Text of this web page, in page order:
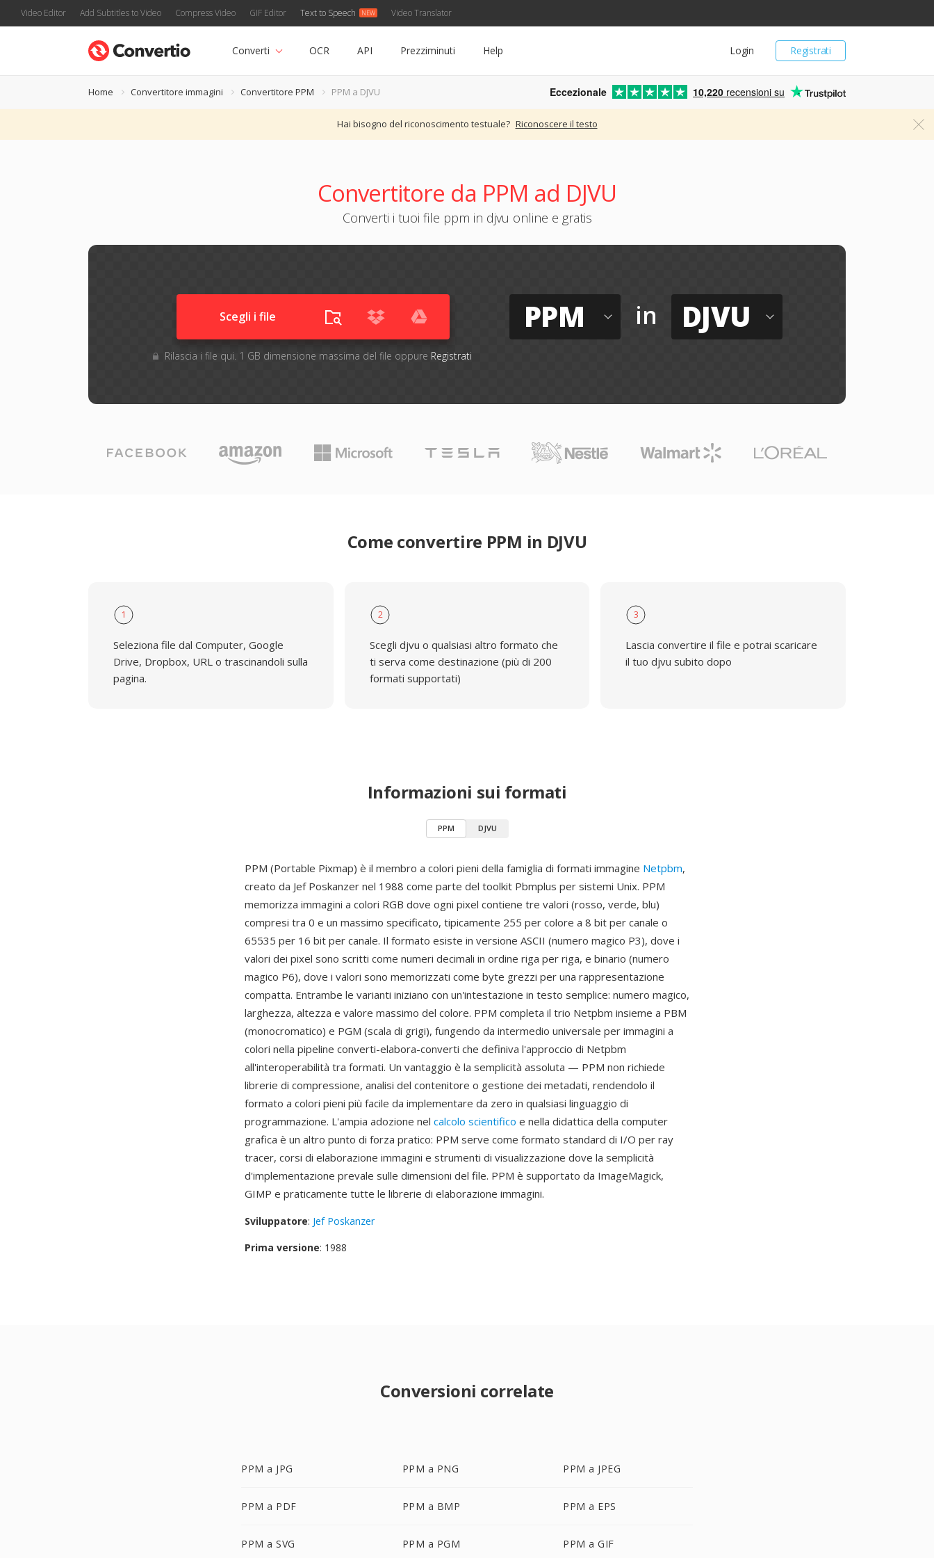
Video Editor Add Subtitles to Video Compress Video GIF Editor Text to Speech Video Translator
Registrati
Login
Converti OCR API Prezziminuti Help
Home Convertitore immagini Convertitore PPM PPM a DJVU Eccezionale 10,220 recensioni su
Hai bisogno del riconoscimento testuale? Riconoscere il testo
Convertitore da PPM ad DJVU
Converti i tuoi file ppm in djvu online e gratis
Scegli i file
Rilascia i file qui. 1 GB dimensione massima del file oppure Registrati
PPM in DJVU
Come convertire PPM in DJVU
1
Seleziona file dal Computer, Google
Drive, Dropbox, URL o trascinandoli sulla
pagina.
2
Scegli djvu o qualsiasi altro formato che
ti serva come destinazione (più di 200
formati supportati)
3
Lascia convertire il file e potrai scaricare
il tuo djvu subito dopo
Informazioni sui formati
PPM DJVU
PPM (Portable Pixmap) è il membro a colori pieni della famiglia di formati immagine Netpbm,
creato da Jef Poskanzer nel 1988 come parte del toolkit Pbmplus per sistemi Unix. PPM
memorizza immagini a colori RGB dove ogni pixel contiene tre valori (rosso, verde, blu)
compresi tra 0 e un massimo specificato, tipicamente 255 per colore a 8 bit per canale o
65535 per 16 bit per canale. Il formato esiste in versione ASCII (numero magico P3), dove i
valori dei pixel sono scritti come numeri decimali in ordine riga per riga, e binario (numero
magico P6), dove i valori sono memorizzati come byte grezzi per una rappresentazione
compatta. Entrambe le varianti iniziano con un'intestazione in testo semplice: numero magico,
larghezza, altezza e valore massimo del colore. PPM completa il trio Netpbm insieme a PBM
(monocromatico) e PGM (scala di grigi), fungendo da intermedio universale per immagini a
colori nella pipeline converti-elabora-converti che definiva l'approccio di Netpbm
all'interoperabilità tra formati. Un vantaggio è la semplicità assoluta — PPM non richiede
librerie di compressione, analisi del contenitore o gestione dei metadati, rendendolo il
formato a colori pieni più facile da implementare da zero in qualsiasi linguaggio di
programmazione. L'ampia adozione nel calcolo scientifico e nella didattica della computer
grafica è un altro punto di forza pratico: PPM serve come formato standard di I/O per ray
tracer, corsi di elaborazione immagini e strumenti di visualizzazione dove la semplicità
d'implementazione prevale sulle dimensioni del file. PPM è supportato da ImageMagick,
GIMP e praticamente tutte le librerie di elaborazione immagini.
Sviluppatore: Jef Poskanzer
Prima versione: 1988
Conversioni correlate
PPM a JPG PPM a PNG PPM a JPEG
PPM a PDF PPM a BMP PPM a EPS
PPM a SVG PPM a PGM PPM a GIF